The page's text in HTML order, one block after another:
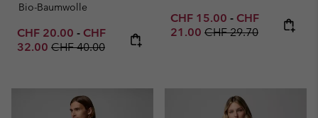
Bio-Baumwolle
Minimum sale price:
CHF 20.00 - Maximum sale price:
CHF
32.00 Regular price:
CHF 40.00
Minimum sale price:
CHF 15.00 - Maximum sale
CHF
21.00 Regular price:
CHF 29.70